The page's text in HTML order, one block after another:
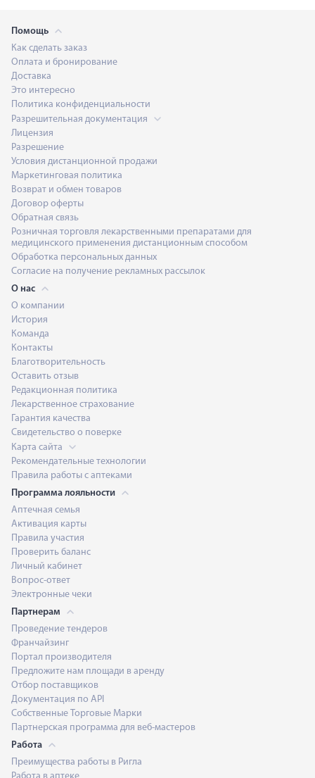
Помощь
Как сделать заказ
Оплата и бронирование
Доставка
Это интересно
Политика конфиденциальности
Разрешительная документация
Лицензия
Разрешение
Условия дистанционной продажи
Маркетинговая политика
Возврат и обмен товаров
Договор оферты
Обратная связь
Розничная торговля лекарственными препаратами для
медицинского применения дистанционным способом
Обработка персональных данных
Согласие на получение рекламных рассылок
О нас
О компании
История
Команда
Контакты
Благотворительность
Оставить отзыв
Редакционная политика
Лекарственное страхование
Гарантия качества
Свидетельство о поверке
Карта сайта
Рекомендательные технологии
Правила работы с аптеками
Программа лояльности
Аптечная семья
Активация карты
Правила участия
Проверить баланс
Личный кабинет
Вопрос-ответ
Электронные чеки
Партнерам
Проведение тендеров
Франчайзинг
Портал производителя
Предложите нам площади в аренду
Отбор поставщиков
Документация по API
Собственные Торговые Марки
Партнерская программа для веб-мастеров
Работа
Преимущества работы в Ригла